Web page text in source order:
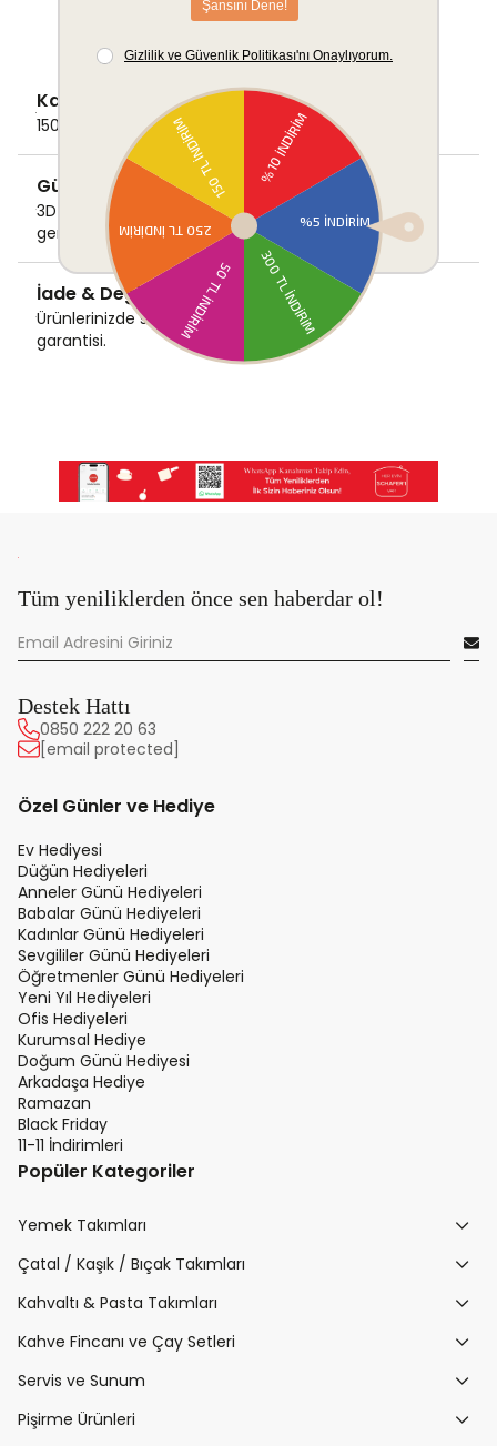
Kargo Ücretsiz
1500 TL ve üzeri alışverişlerde Kargo bedava!
Güvenli Ödeme
3D Secure ile güvenli ödemenizi
gerçekleştirin.
İade & Değişim Garantisi
Ürünlerinizde sorunsuz iade ve değişim
garantisi.
Tüm yeniliklerden önce sen haberdar ol!
Destek Hattı
0850 222 20 63
[email protected]
Özel Günler ve Hediye
Ev Hediyesi
Düğün Hediyeleri
Anneler Günü Hediyeleri
Babalar Günü Hediyeleri
Kadınlar Günü Hediyeleri
Sevgililer Günü Hediyeleri
Öğretmenler Günü Hediyeleri
Yeni Yıl Hediyeleri
Ofis Hediyeleri
Kurumsal Hediye
Doğum Günü Hediyesi
Arkadaşa Hediye
Ramazan
Black Friday
11-11 İndirimleri
Popüler Kategoriler
Yemek Takımları
Çatal / Kaşık / Bıçak Takımları
Kahvaltı & Pasta Takımları
Kahve Fincanı ve Çay Setleri
Servis ve Sunum
Pişirme Ürünleri